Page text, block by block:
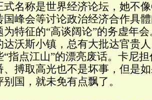
名称是世界经济论坛，她不
国峰会等讨论政治经济合作具
为特征的“高谈阔论”的务虚年
达沃斯小镇，总有大批达官贵
“指点江山”的漂亮废话。卡尼
、搏取高光也不是坏事，但是
国，就未免有点飘了。